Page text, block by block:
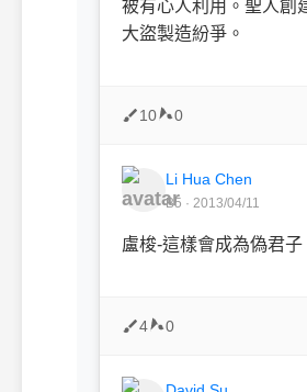
被有心人利用。聖人創
大盜製造紛爭。
10 0
Li Hua Chen
B5 · 2013/04/11
盧梭-這樣會成為偽君子
4 0